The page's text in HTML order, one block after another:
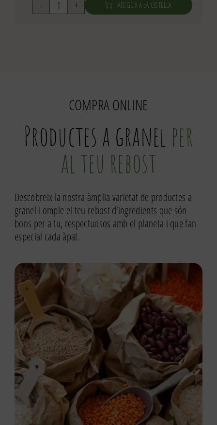
quantitat
AFEGEIX A LA CISTELLA
COMPRA ONLINE
Productes a granel per
al teu rebost
Descobreix la nostra àmplia varietat de productes a
granel i omple el teu rebost d’ingredients que són
bons per a tu, respectuosos amb el planeta i que fan
especial cada àpat.